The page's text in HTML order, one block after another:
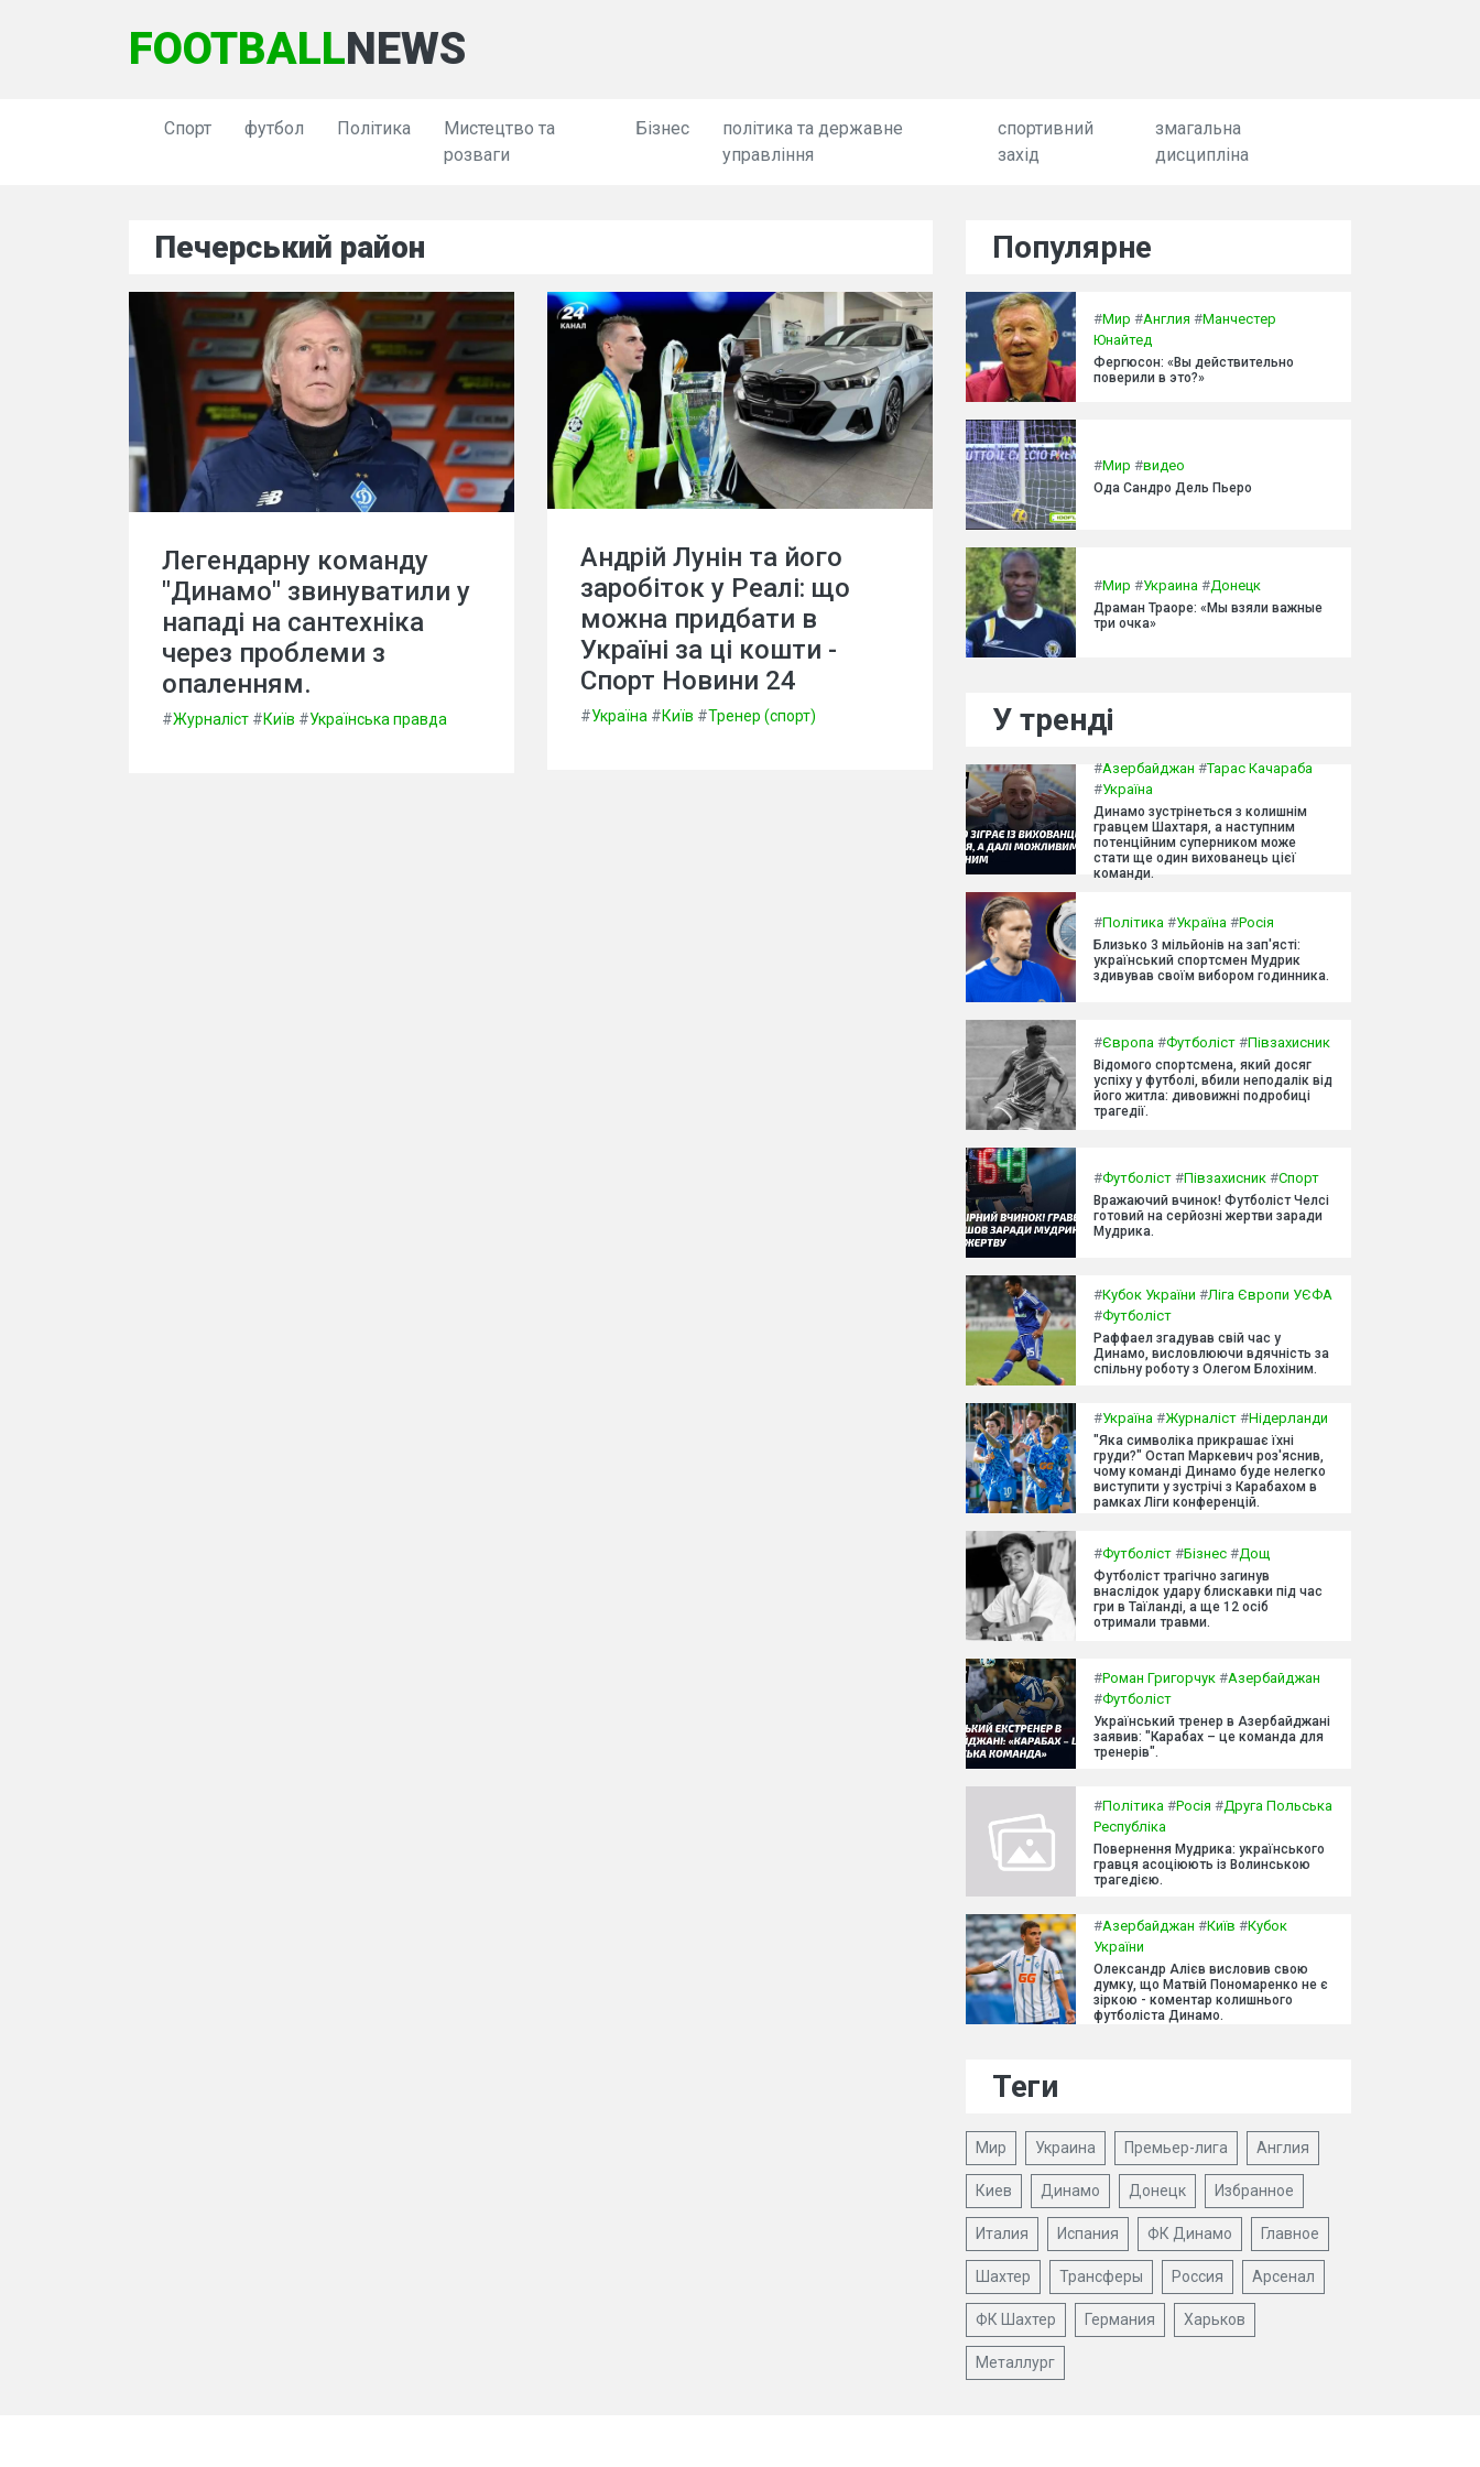
FOOTBALLNEWS
Спорт футбол Політика
Мистецтво та
розваги
Бізнес
політика та державне
управління
спортивний
захід
змагальна
дисципліна
Печерський район
Легендарну команду
"Динамо" звинуватили у
нападі на сантехніка
через проблеми з
опаленням.
#Журналіст #Київ #Українська правда
Андрій Лунін та його
заробіток у Реалі: що
можна придбати в
Україні за ці кошти -
Спорт Новини 24
#Україна #Київ #Тренер (спорт)
Популярне
#Мир #Англия #Манчестер
Юнайтед
Фергюсон: «Вы действительно
поверили в это?»
#Мир #видео
Ода Сандро Дель Пьеро
#Мир #Украина #Донецк
Драман Траоре: «Мы взяли важные
три очка»
У тренді
#Азербайджан #Тарас Качараба
#Україна
Динамо зустрінеться з колишнім
гравцем Шахтаря, а наступним
потенційним суперником може
стати ще один вихованець цієї
команди.
#Політика #Україна #Росія
Близько 3 мільйонів на зап'ясті:
український спортсмен Мудрик
здивував своїм вибором годинника.
#Європа #Футболіст #Півзахисник
Відомого спортсмена, який досяг
успіху у футболі, вбили неподалік від
його житла: дивовижні подробиці
трагедії.
#Футболіст #Півзахисник #Спорт
Вражаючий вчинок! Футболіст Челсі
готовий на серйозні жертви заради
Мудрика.
#Кубок України #Ліга Європи УЄФА
#Футболіст
Раффаел згадував свій час у
Динамо, висловлюючи вдячність за
спільну роботу з Олегом Блохіним.
#Україна #Журналіст #Нідерланди
"Яка символіка прикрашає їхні
груди?" Остап Маркевич роз'яснив,
чому команді Динамо буде нелегко
виступити у зустрічі з Карабахом в
рамках Ліги конференцій.
#Футболіст #Бізнес #Дощ
Футболіст трагічно загинув
внаслідок удару блискавки під час
гри в Таїланді, а ще 12 осіб
отримали травми.
#Роман Григорчук #Азербайджан
#Футболіст
Український тренер в Азербайджані
заявив: "Карабах – це команда для
тренерів".
#Політика #Росія #Друга Польська
Республіка
Повернення Мудрика: українського
гравця асоціюють із Волинською
трагедією.
#Азербайджан #Київ #Кубок
України
Олександр Алієв висловив свою
думку, що Матвій Пономаренко не є
зіркою - коментар колишнього
футболіста Динамо.
Теги
Мир Украина Премьер-лига Англия
Киев Динамо Донецк Избранное
Италия Испания ФК Динамо Главное
Шахтер Трансферы Россия Арсенал
ФК Шахтер Германия Харьков
Металлург